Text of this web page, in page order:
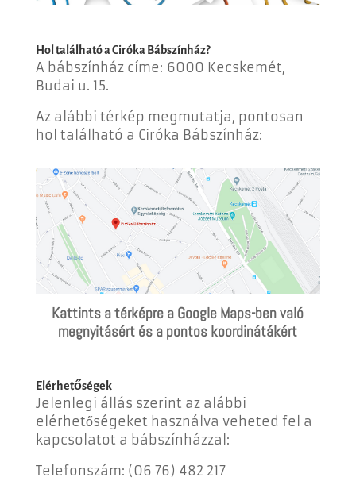
Hol található aCiróka Bábszínház?
A bábszínház címe: 6000 Kecskemét,
Budai u. 15.
Az alábbi térkép megmutatja, pontosan
hol található a Ciróka Bábszínház:
Kattints a térképre a Google Maps-ben való
megnyitásért és a pontos koordinátákért
Elérhetőségek
Jelenlegi állás szerint az alábbi
elérhetőségeket használva veheted fel a
kapcsolatot a bábszínházzal:
Telefonszám: (06 76) 482 217